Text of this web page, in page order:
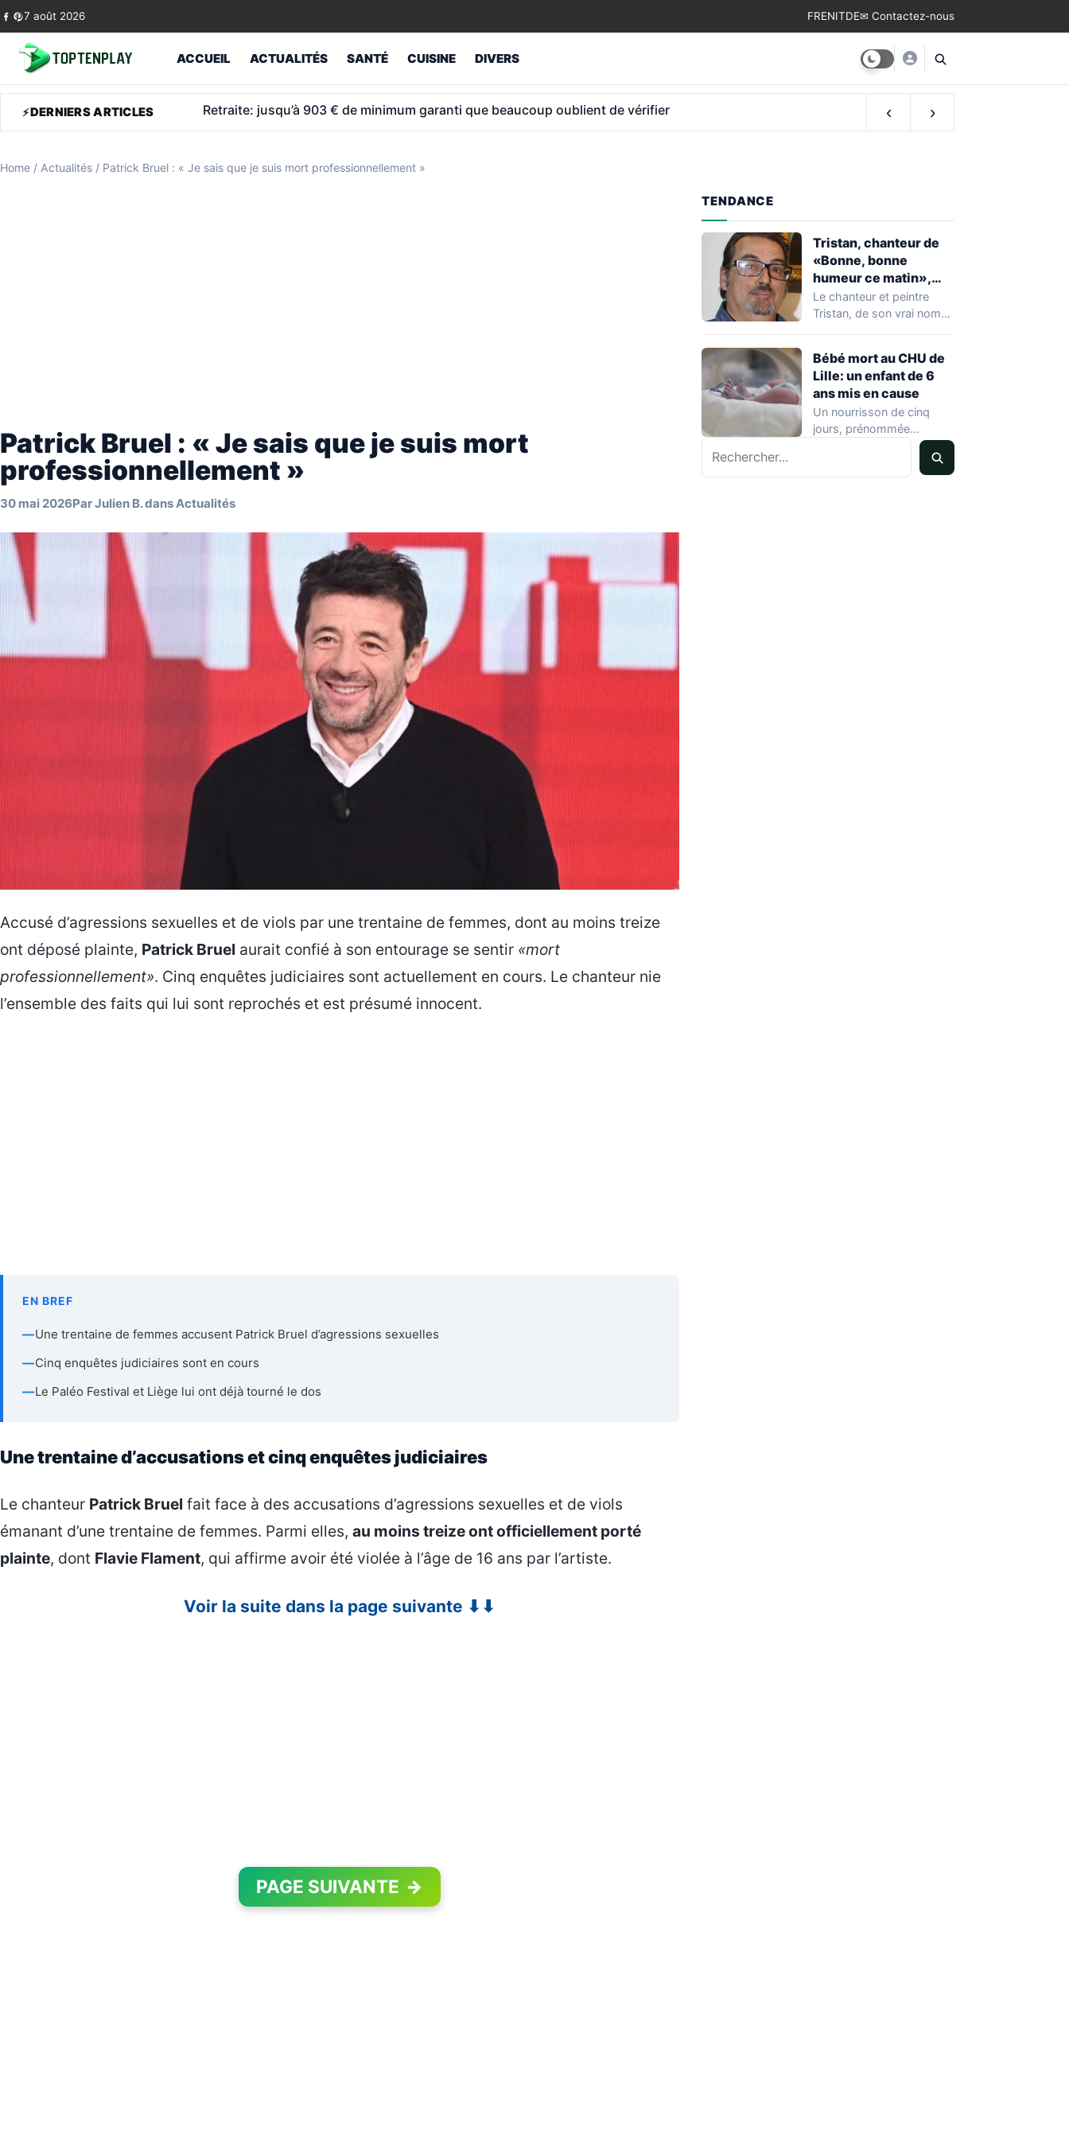
Skip to content
7 août 2026 FRENITDE✉ Contactez-nous
ACCUEIL ACTUALITÉS SANTÉ CUISINE DIVERS
DERNIERS ARTICLES ASPA 2026: l’allocation pour retraités atteint 1 043 € et non 1 012 € ‹ ›
Home / Actualités / Patrick Bruel : « Je sais que je suis mort professionnellement »
Patrick Bruel : « Je sais que je suis mort
professionnellement »
30 mai 2026ParJulien B.dansActualités
Accusé d’agressions sexuelles et de viols par une trentaine de femmes, dont au moins treize
ont déposé plainte, Patrick Bruel aurait confié à son entourage se sentir «mort
professionnellement». Cinq enquêtes judiciaires sont actuellement en cours. Le chanteur nie
l’ensemble des faits qui lui sont reprochés et est présumé innocent.
EN BREF
—Une trentaine de femmes accusent Patrick Bruel d’agressions sexuelles
—Cinq enquêtes judiciaires sont en cours
—Le Paléo Festival et Liège lui ont déjà tourné le dos
Une trentaine d’accusations et cinq enquêtes judiciaires
Le chanteur Patrick Bruel fait face à des accusations d’agressions sexuelles et de viols
émanant d’une trentaine de femmes. Parmi elles, au moins treize ont officiellement porté
plainte, dont Flavie Flament, qui affirme avoir été violée à l’âge de 16 ans par l’artiste.
Voir la suite dans la page suivante ⬇⬇
PAGE SUIVANTE →
TENDANCE
Tristan, chanteur de
«Bonne, bonne
humeur ce matin»,
mort à 68 ans
Le chanteur et peintre
Tristan, de son vrai nom
Bébé mort au CHU de
Lille: un enfant de 6
ans mis en cause
Un nourrisson de cinq
jours, prénommée
Zayneb, est décédée à la